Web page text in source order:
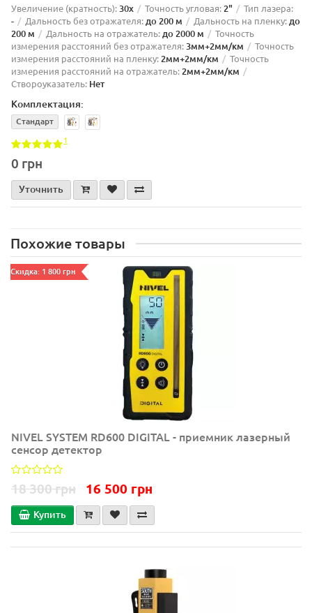
Увеличение (кратность):30х Точность угловая:2" Тип лазера:
- Дальность без отражателя:до 200 м Дальность на пленку:до
200 м
Дальность на отражатель:до 2000 м
Точность
измерения расстояний без отражателя:3мм+2мм/км
Точность
измерения расстояний на пленку:2мм+2мм/км
Точность
измерения расстояний на отражатель:2мм+2мм/км
Створоуказатель: Нет
Комплектация:
Стандарт
1
0 грн
Уточнить
Похожие товары
Скидка: 1 800 грн
NIVEL SYSTEM RD600 DIGITAL - приемник лазерный
сенсор детектор
18 300 грн 16 500 грн
Купить